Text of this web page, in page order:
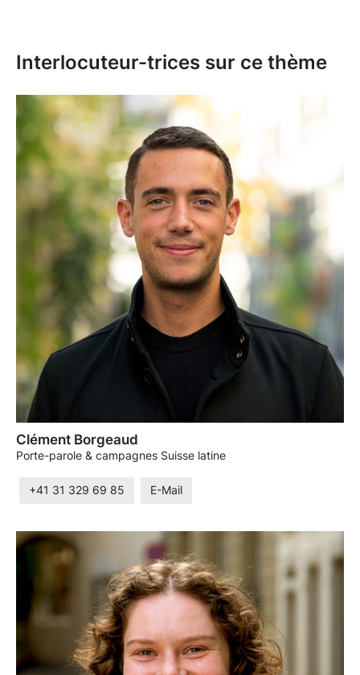
Interlocuteur-trices sur ce thème
Clément Borgeaud
Porte-parole & campagnes Suisse latine
+41 31 329 69 85 E-Mail